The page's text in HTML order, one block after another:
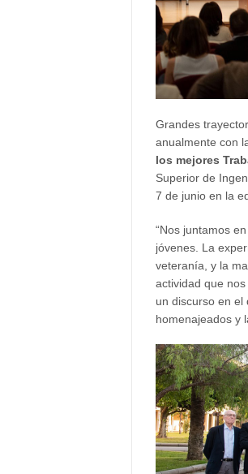
Grandes
anualmente con
los mejores
Superior de
7 de junio en la
“Nos juntamos
jóvenes. La
veteranía, y la
actividad que nos
un discurso en el
homenajeados y